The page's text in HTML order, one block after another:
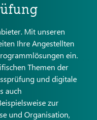
Mit unseren
Ihre Angestellten
ein.
Themen der
und digitale
auch
zur
und Organisation,